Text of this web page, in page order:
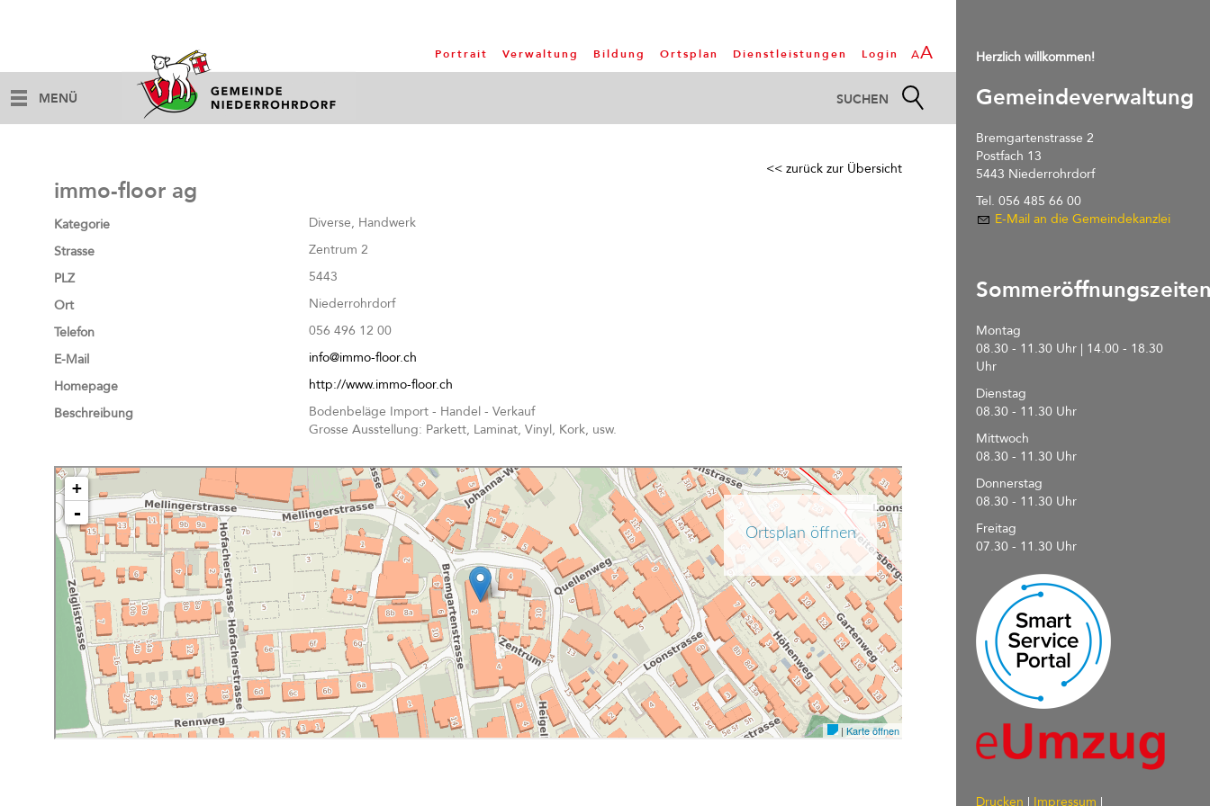
AA
Portrait Verwaltung Bildung Ortsplan Dienstleistungen Login
MENÜ
<< zurück zur Übersicht
immo-floor ag
Kategorie
Diverse, Handwerk
Strasse
Zentrum 2
PLZ
5443
Ort
Niederrohrdorf
Telefon
056 496 12 00
E-Mail
info@immo-floor.ch
Homepage
http://www.immo-floor.ch
Beschreibung
Bodenbeläge Import - Handel - Verkauf
Grosse Ausstellung: Parkett, Laminat, Vinyl, Kork, usw.
Herzlich willkommen!
Gemeindeverwaltung
Bremgartenstrasse 2
Postfach 13
5443 Niederrohrdorf
Tel. 056 485 66 00
E-Mail an die Gemeindekanzlei
Montag
08.30 - 11.30 Uhr | 14.00 - 18.30
Uhr
Dienstag
08.30 - 11.30 Uhr
Mittwoch
08.30 - 11.30 Uhr
Donnerstag
08.30 - 11.30 Uhr
Freitag
07.30 - 11.30 Uhr
Drucken | Impressum |